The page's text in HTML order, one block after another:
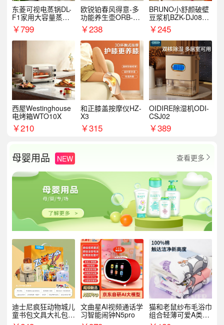
东菱可视电蒸锅DL-
F1家用大容量蒸炖
锅
￥799
欧锐铂春风得意-多
功能养生壶ORB-19
87
￥238
BRUNO小舒颜破壁
豆浆机BZK-DJ08S0
1￥245
西屋Westinghouse
电烤箱WTO10X
￥210
和正膝盖按摩仪HZ-
X3
￥315
OIDIRE除湿机ODI-
CSJ02
￥389
母婴用品 NEW 查看更多 
迪士尼疯狂动物城儿
童书包文具大礼包套
装9件套8881
文曲星AI视频通话学
习智能闹钟N5pro
猫和老鼠纱布毛浴巾
组合轻薄可爱A类敏
感肌适用